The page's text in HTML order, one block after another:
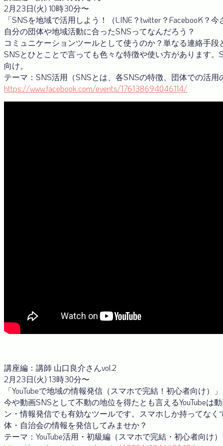
2月23日(火) 10時30分〜
「SNSを地域で活用しよう！（LINE？twitter？FacebooK？今
自分の団体や地域活動に合ったSNSってなんだろう？
コミュニケーションツールとして使うのか？単なる連絡手段
SNSとひとことで言っても色々な特徴や使い方があります
向け。
テーマ：SNS活用（SNSとは、各SNSの特徴、団体での活用
https://www.facebook.com/events/176138694046114/
講座編：講師 山口良介さんvol.2
2月23日(火) 13時30分〜
「YouTubeで地域の情報発信（スマホで完結！初心者向け）」
今や動画SNSとして不動の地位を得たとも言えるYouTube
ン・情報発信でも有効なツールです。スマホしか持ってな
体・自治会の情報を発信してみませか？
テーマ：YouTube活用・初級編（スマホで完結・初心者向け）